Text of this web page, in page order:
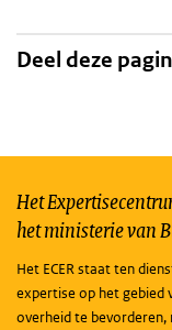
Deel deze
Het
het ministerie van
Het ECER staat ten
expertise op het gebied
overheid te